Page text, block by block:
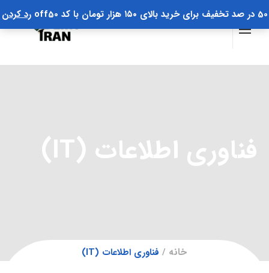
50 در صد تخفیف برای خرید بالای ۱۵۰ هزار تومان با کد off50 رد کردن
فناوری اطلاعات (IT)
خانه فناوری اطلاعات (IT)